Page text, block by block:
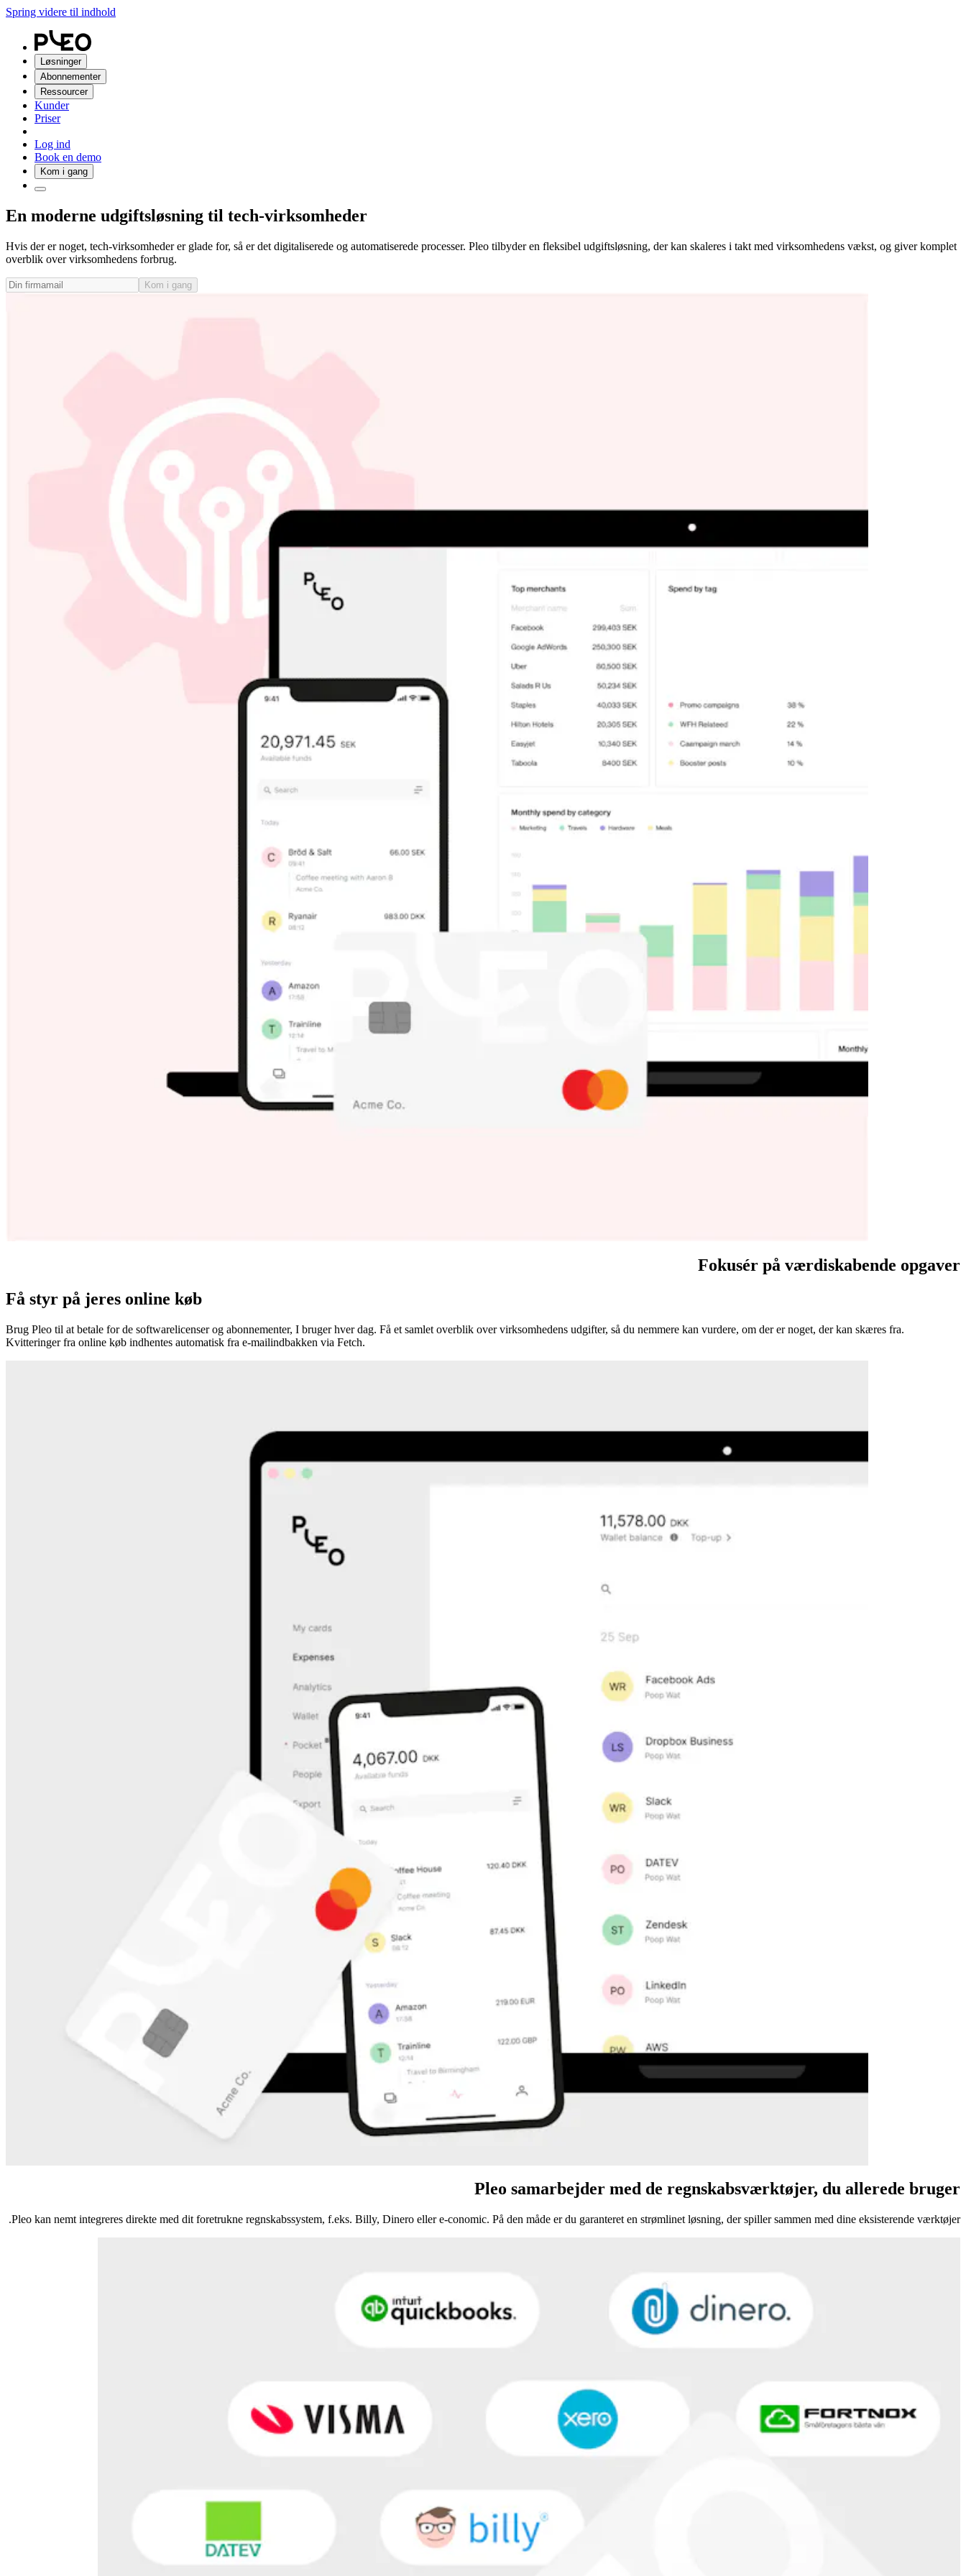
Spring videre til indhold
Løsninger
Abonnementer
Ressourcer
Kunder
Priser
Log ind
Book en demo
Kom i gang
En moderne udgiftsløsning til tech-virksomheder
Hvis der er noget, tech-virksomheder er glade for, så er det digitaliserede og automatiserede processer. Pleo tilbyder en fleksibel udgiftsløsning, der kan skaleres i takt med virksomhedens vækst, og giver komplet
overblik over virksomhedens forbrug.
Kom i gang
Fokusér på værdiskabende opgaver
Få styr på jeres online køb
Brug Pleo til at betale for de softwarelicenser og abonnementer, I bruger hver dag. Få et samlet overblik over virksomhedens udgifter, så du nemmere kan vurdere, om der er noget, der kan skæres fra.
Kvitteringer fra online køb indhentes automatisk fra e-mailindbakken via Fetch.
Pleo samarbejder med de regnskabsværktøjer, du allerede bruger
Pleo kan nemt integreres direkte med dit foretrukne regnskabssystem, f.eks. Billy, Dinero eller e-conomic. På den måde er du garanteret en strømlinet løsning, der spiller sammen med dine eksisterende værktøjer.